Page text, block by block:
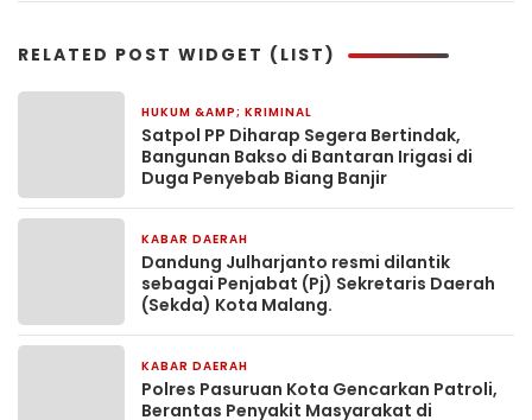
RELATED POST WIDGET (LIST)
HUKUM &AMP; KRIMINAL
Satpol PP Diharap Segera Bertindak,
Bangunan Bakso di Bantaran Irigasi di
Duga Penyebab Biang Banjir
KABAR DAERAH
Dandung Julharjanto resmi dilantik
sebagai Penjabat (Pj) Sekretaris Daerah
(Sekda) Kota Malang.
KABAR DAERAH
Polres Pasuruan Kota Gencarkan Patroli,
Berantas Penyakit Masyarakat di